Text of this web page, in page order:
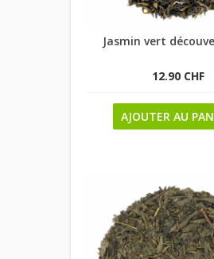
Jasmin vert
12.90 CHF
AJOUTER AU